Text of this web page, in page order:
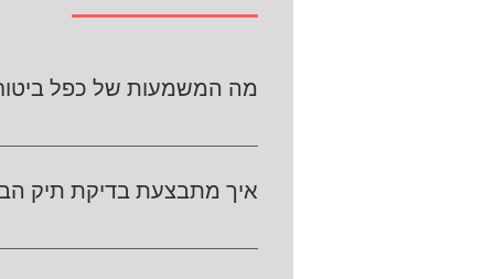
מה המשמעות של כפל
כפל ביטוחי קורה כשיש לך שתי
איך מתבצעת בדיקת תיק
אצלנו התהליך פשוט: אנחנו